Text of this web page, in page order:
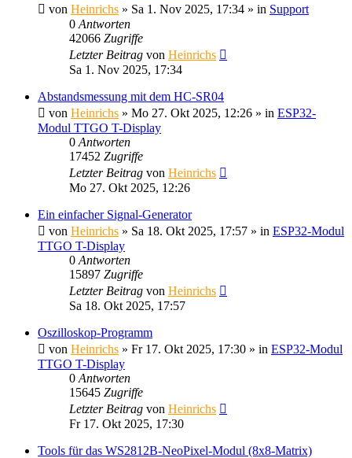
von Heinrichs » Sa 1. Nov 2025, 17:34 » in Support
0 Antworten
42066 Zugriffe
Letzter Beitrag von Heinrichs
Sa 1. Nov 2025, 17:34
Abstandsmessung mit dem HC-SR04
von Heinrichs » Mo 27. Okt 2025, 12:26 » in ESP32-
Modul TTGO T-Display
0 Antworten
17452 Zugriffe
Letzter Beitrag von Heinrichs
Mo 27. Okt 2025, 12:26
Ein einfacher Signal-Generator
von Heinrichs » Sa 18. Okt 2025, 17:57 » in ESP32-Modul
TTGO T-Display
0 Antworten
15897 Zugriffe
Letzter Beitrag von Heinrichs
Sa 18. Okt 2025, 17:57
Oszilloskop-Programm
von Heinrichs » Fr 17. Okt 2025, 17:30 » in ESP32-Modul
TTGO T-Display
0 Antworten
15645 Zugriffe
Letzter Beitrag von Heinrichs
Fr 17. Okt 2025, 17:30
Tools für das WS2812B-NeoPixel-Modul (8x8-Matrix)